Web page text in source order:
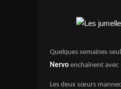
Quelques semaines
Nervo enchaînent avec
Les deux sœurs